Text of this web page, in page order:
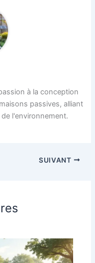
à la conception
passives, alliant
l'environnement.
SUIVANT